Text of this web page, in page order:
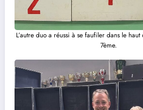
L’autre duo a réussi à se faufiler dans le
7ème.